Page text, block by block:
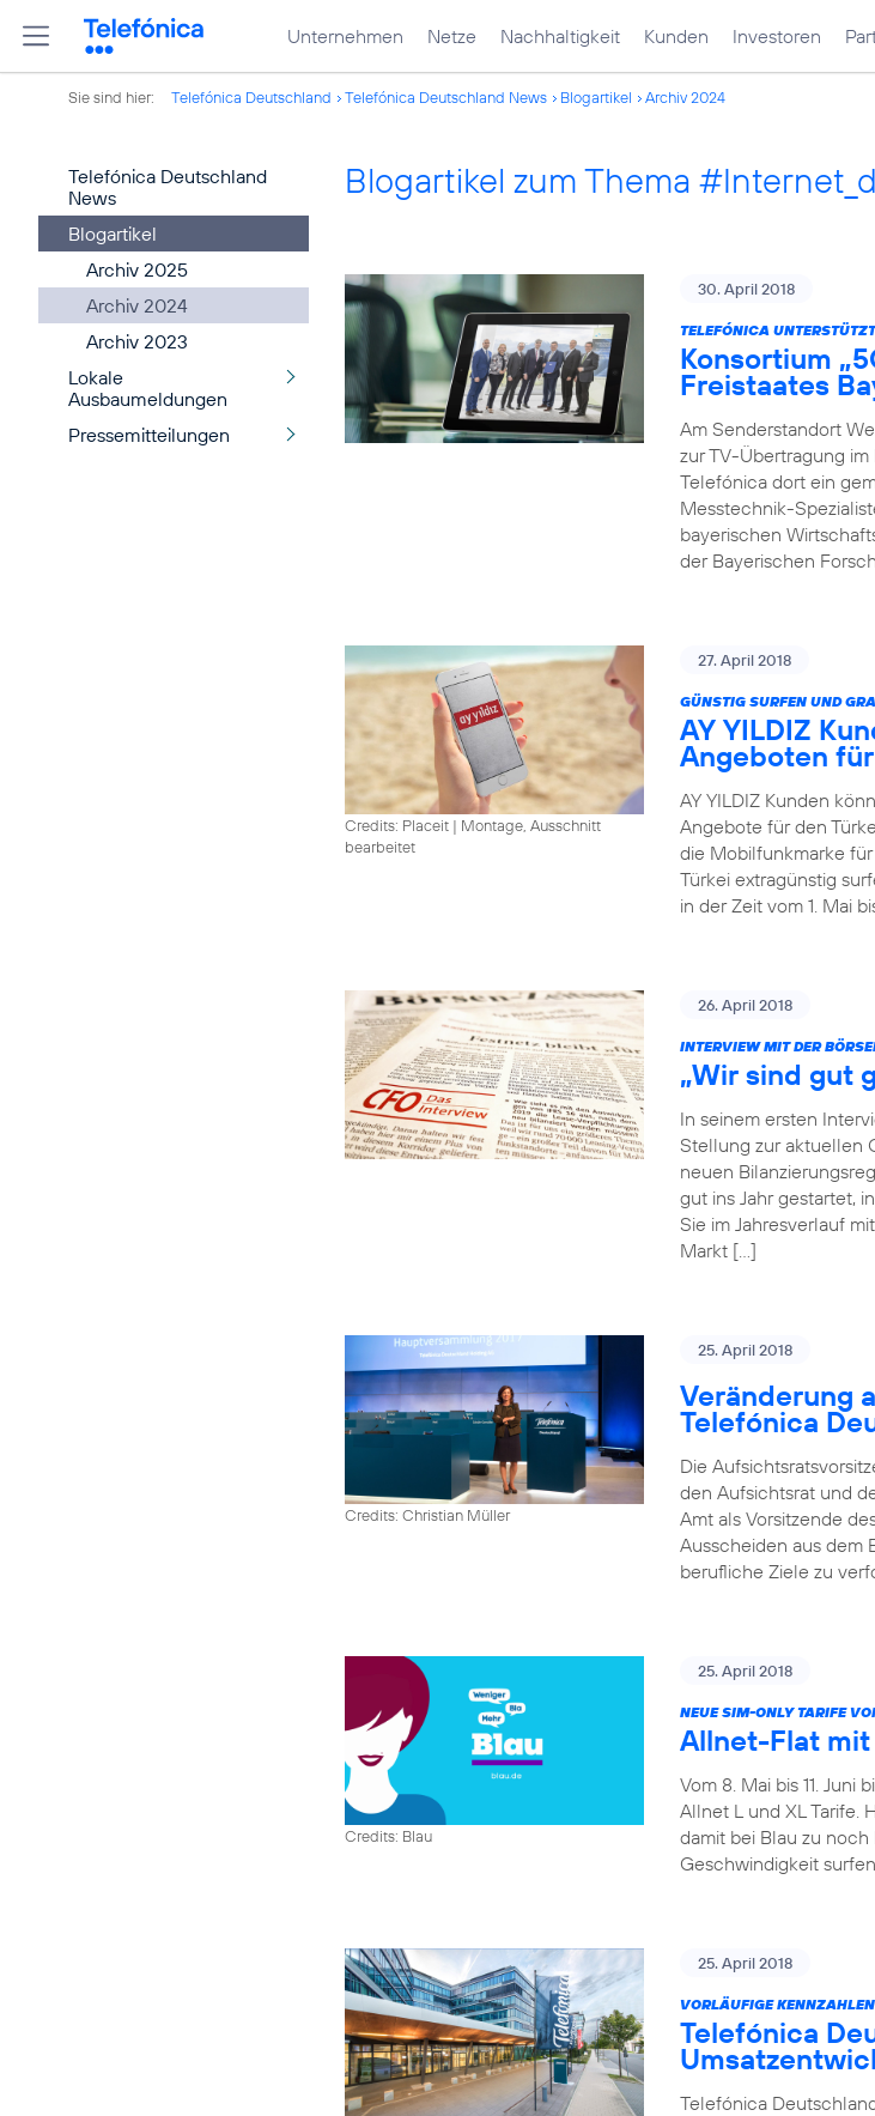
Unternehmen Netze Nachhaltigkeit Kunden Investoren
Sie sind hier: Telefónica Deutschland Telefónica Deutschland News Blogartikel Archiv 2024
Telefónica Deutschland
News
Blogartikel
Archiv 2025
Archiv 2024
Archiv 2023
Lokale
Ausbaumeldungen
Pressemitteilungen
Blogartikel zum Thema
30. April 2018
TELEFÓNICA
Konsortium
Freistaates
Am Senderstandort
zur TV-Übertragung
Telefónica dort ein
Messtechnik-
bayerischen
der Bayerischen
Credits: Placeit | Montage, Ausschnitt
bearbeitet
27. April 2018
GÜNSTIG SURFEN UND
AY YILDIZ
Angeboten
AY YILDIZ Kunden
Angebote für den
die Mobilfunkmarke
Türkei extragünstig
in der Zeit vom 1. Mai
26. April 2018
INTERVIEW MIT DER
„Wir sind gut
In seinem ersten
Stellung zur aktuellen
neuen
gut ins Jahr gestartet,
Sie im Jahresverlauf
Markt […]
Credits: Christian Müller
25. April 2018
Veränderung
Telefónica
Die
den Aufsichtsrat und
Amt als Vorsitzende
Ausscheiden aus dem
berufliche Ziele zu
Credits: Blau
25. April 2018
NEUE SIM-ONLY TARIFE
Allnet-Flat mit
Vom 8. Mai bis 11.
Allnet L und XL Tarife.
damit bei Blau zu
Geschwindigkeit
25. April 2018
VORLÄUFIGE
Telefónica
Telefónica